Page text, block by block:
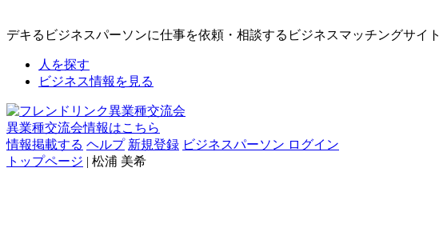
デキるビジネスパーソンに仕事を依頼・相談するビジネスマッチングサイト
人を探す
ビジネス情報を見る
異業種交流会情報はこちら
情報掲載する ヘルプ 新規登録 ビジネスパーソン ログイン
トップページ | 松浦 美希